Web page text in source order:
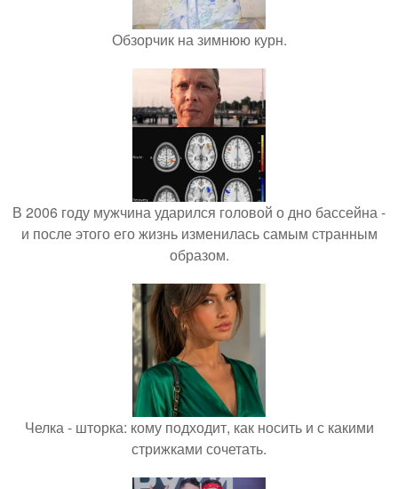
Обзорчик на зимнюю курн.
В 2006 году мужчина ударился головой о дно бассейна -
и после этого его жизнь изменилась самым странным
образом.
Челка - шторка: кому подходит, как носить и с какими
стрижками сочетать.